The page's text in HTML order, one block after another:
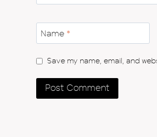
Name *
Save my name, email, and